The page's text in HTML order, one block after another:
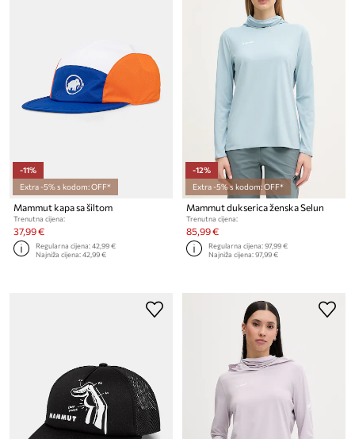
-11%
Extra -5% s kodom: OFF*
Mammut kapa sa šiltom
Trenutna cijena:
37,99 €
Regularna cijena:42,99 €
Najniža cijena:42,99 €
-12%
Extra -5% s kodom: OFF*
Mammut dukserica ženska Selun
Trenutna cijena:
85,99 €
Regularna cijena:97,99 €
Najniža cijena:97,99 €